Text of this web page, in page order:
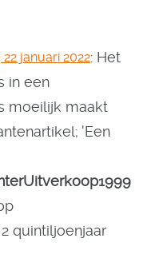
januari 2022: Het
in een
moeilijk maakt
'Een
quintiljoenjaar